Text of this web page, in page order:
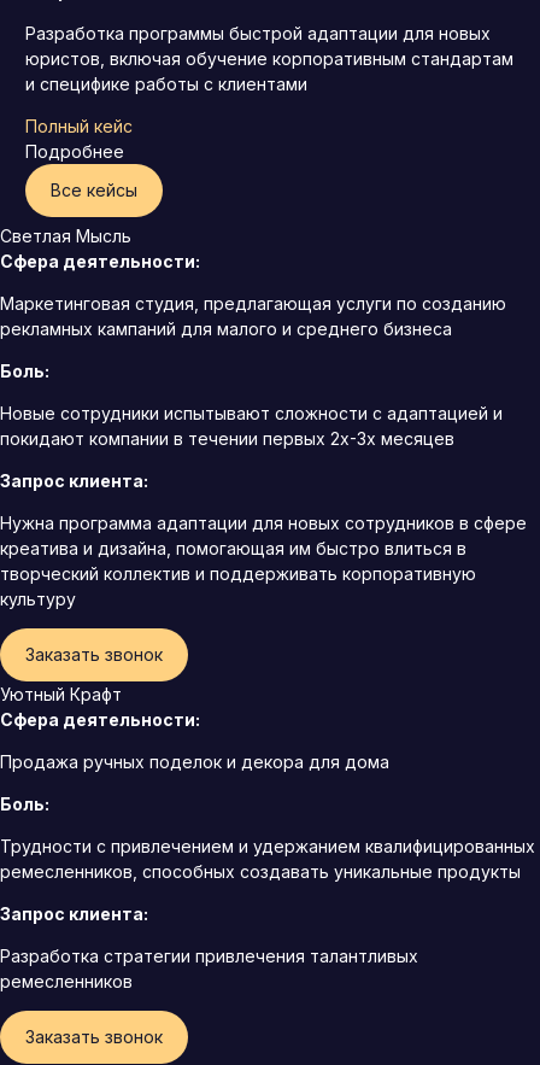
Разработка программы быстрой адаптации для новых
юристов, включая обучение корпоративным стандартам
и специфике работы с клиентами
Полный кейс
Подробнее
Все кейсы
Светлая Мысль
Сфера деятельности:
Маркетинговая студия, предлагающая услуги по созданию
рекламных кампаний для малого и среднего бизнеса
Боль:
Новые сотрудники испытывают сложности с адаптацией и
покидают компании в течении первых 2х-3х месяцев
Запрос клиента:
Нужна программа адаптации для новых сотрудников в сфере
креатива и дизайна, помогающая им быстро влиться в
творческий коллектив и поддерживать корпоративную
культуру
Заказать звонок
Уютный Крафт
Сфера деятельности:
Продажа ручных поделок и декора для дома
Боль:
Трудности с привлечением и удержанием квалифицированных
ремесленников, способных создавать уникальные продукты
Запрос клиента:
Разработка стратегии привлечения талантливых
ремесленников
Заказать звонок